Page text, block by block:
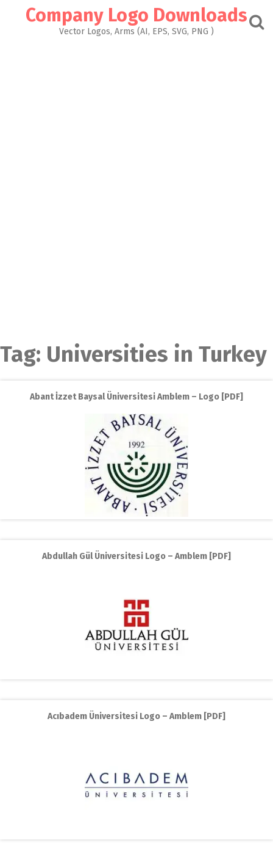
Company Logo Downloads
Vector Logos, Arms (AI, EPS, SVG, PNG )
Tag: Universities in Turkey
Abant İzzet Baysal Üniversitesi Amblem – Logo [PDF]
Abdullah Gül Üniversitesi Logo – Amblem [PDF]
Acıbadem Üniversitesi Logo – Amblem [PDF]